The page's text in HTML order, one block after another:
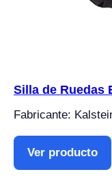
Silla de Ruedas
Fabricante:
Ver producto